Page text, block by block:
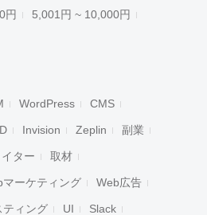
円 5,001円 ~ 10,000円
WordPress CMS
Invision Zeplin 副業
ター 取材
マーケティング Web広告
ティング UI Slack